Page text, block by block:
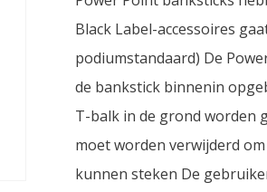
Black Label-accessoires
podiumstandaard) De
de bankstick binnenin
T-balk in de grond worden
moet worden verwijderd
kunnen steken De